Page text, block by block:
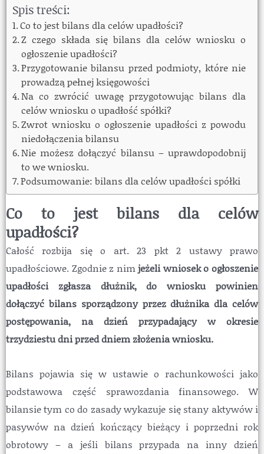
Spis treści:
Co to jest bilans dla celów upadłości?
Z czego składa się bilans dla celów wniosku o
ogłoszenie upadłości?
Przygotowanie bilansu przed podmioty, które nie
prowadzą pełnej księgowości
Na co zwrócić uwagę przygotowując bilans dla
celów wniosku o upadłość spółki?
Zwrot wniosku o ogłoszenie upadłości z powodu
niedołączenia bilansu
Nie możesz dołączyć bilansu – uprawdopodobnij
to we wniosku.
Podsumowanie: bilans dla celów upadłości spółki
Co to jest bilans dla celów
upadłości?
Całość rozbija się o art. 23 pkt 2 ustawy prawo
upadłościowe. Zgodnie z nimjeżeli wniosek o ogłoszenie
upadłości zgłasza dłużnik, do wniosku powinien
dołączyć bilans sporządzony przez dłużnika dla celów
postępowania, na dzień przypadający w okresie
trzydziestu dni przed dniem złożenia wniosku.
Bilans pojawia się w ustawie o rachunkowości jako
podstawowa część sprawozdania finansowego. W
bilansie tym co do zasady wykazuje się stany aktywów i
pasywów na dzień kończący bieżący i poprzedni rok
obrotowy – a jeśli bilans przypada na inny dzień